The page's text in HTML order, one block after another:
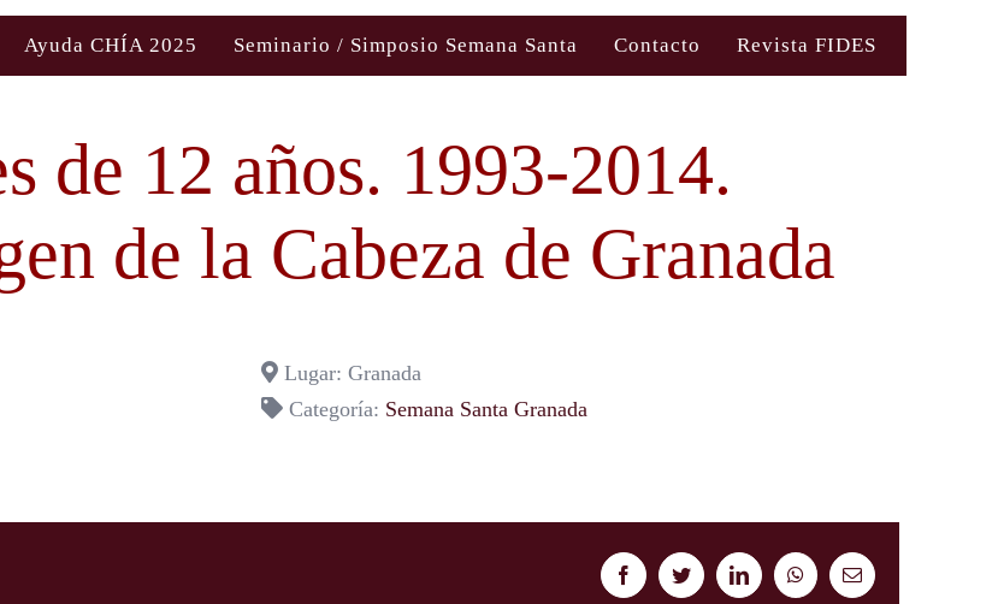
Ayuda CHÍA 2025 Seminario / Simposio Semana Santa Contacto Revista FIDES
de 12 años. 1993-2014.
de la Cabeza de Granada
Lugar: Granada
Categoría: Semana Santa Granada
FacebookTwitterLinkedInWhatsAppCorreo
electrónico